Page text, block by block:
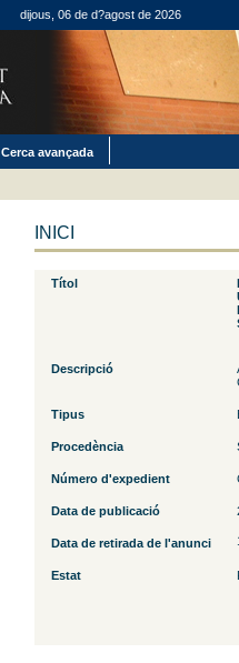
dijous, 06 de d?agost de 2026
Cerca avançada
INICI
Títol
Descripció
Tipus
Procedència
Número d'expedient
Data de publicació
Data de retirada de l'anunci
Estat